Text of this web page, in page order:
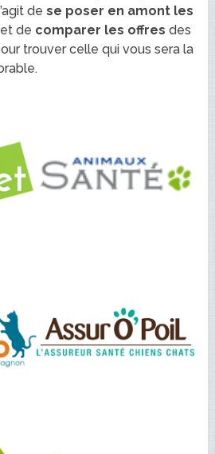
dese poser en amont les
et de comparer les offres des
trouver celle qui vous sera la